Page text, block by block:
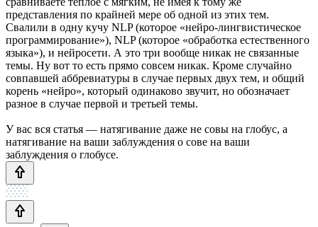
представления по крайней мере об одной из этих тем.
Свалили в одну кучу NLP (которое «нейро-лингвистическое
программирование»), NLP (которое «обработка естественного
языка»), и нейросети. А это три вообще никак не связанные
темы. Ну вот то есть прямо совсем никак. Кроме случайно
совпавшей аббревиатуры в случае первых двух тем, и общий
корень «нейро», который одинаково звучит, но обозначает
разное в случае первой и третьей темы.
У вас вся статья — натягивание даже не совы на глобус, а
натягивание на ваши заблуждения о сове на ваши
заблуждения о глобусе.